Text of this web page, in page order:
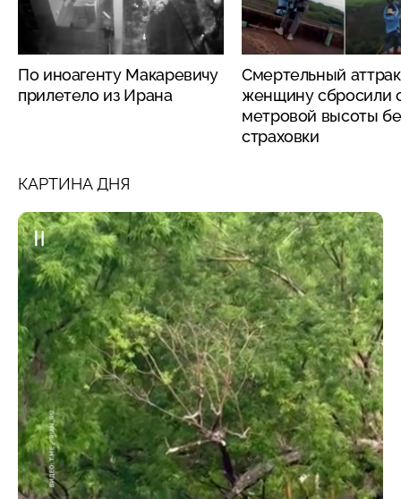
По иноагенту Макаревичу
прилетело из Ирана
Смертельный
женщину сбросили
метровой высоты
страховки
КАРТИНА ДНЯ